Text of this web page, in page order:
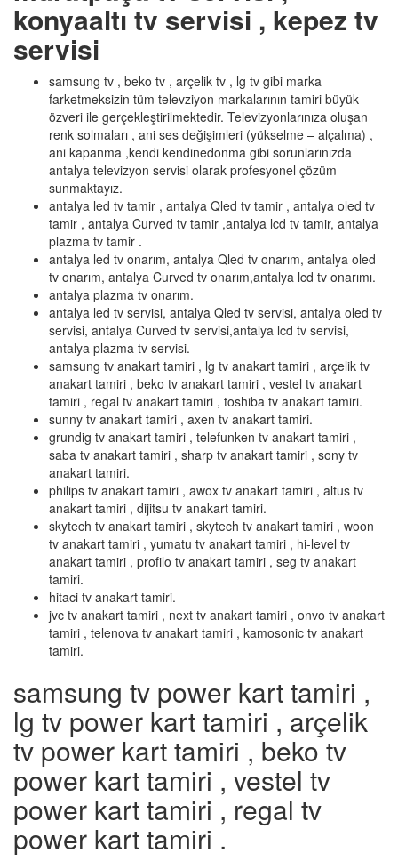
konyaaltı tv servisi , kepez tv
servisi
samsung tv , beko tv , arçelik tv , lg tv gibi marka
farketmeksizin tüm televziyon markalarının tamiri büyük
özveri ile gerçekleştirilmektedir. Televizyonlarınıza oluşan
renk solmaları , ani ses değişimleri (yükselme – alçalma) ,
ani kapanma ,kendi kendinedonma gibi sorunlarınızda
antalya televizyon servisi olarak profesyonel çözüm
sunmaktayız.
antalya led tv tamir , antalya Qled tv tamir , antalya oled tv
tamir , antalya Curved tv tamir ,antalya lcd tv tamir, antalya
plazma tv tamir .
antalya led tv onarım, antalya Qled tv onarım, antalya oled
tv onarım, antalya Curved tv onarım,antalya lcd tv onarımı.
antalya plazma tv onarım.
antalya led tv servisi, antalya Qled tv servisi, antalya oled tv
servisi, antalya Curved tv servisi,antalya lcd tv servisi,
antalya plazma tv servisi.
samsung tv anakart tamiri , lg tv anakart tamiri , arçelik tv
anakart tamiri , beko tv anakart tamiri , vestel tv anakart
tamiri , regal tv anakart tamiri , toshiba tv anakart tamiri.
sunny tv anakart tamiri , axen tv anakart tamiri.
grundig tv anakart tamiri , telefunken tv anakart tamiri ,
saba tv anakart tamiri , sharp tv anakart tamiri , sony tv
anakart tamiri.
philips tv anakart tamiri , awox tv anakart tamiri , altus tv
anakart tamiri , dijitsu tv anakart tamiri.
skytech tv anakart tamiri , skytech tv anakart tamiri , woon
tv anakart tamiri , yumatu tv anakart tamiri , hi-level tv
anakart tamiri , profilo tv anakart tamiri , seg tv anakart
tamiri.
hitaci tv anakart tamiri.
jvc tv anakart tamiri , next tv anakart tamiri , onvo tv anakart
tamiri , telenova tv anakart tamiri , kamosonic tv anakart
tamiri.
samsung tv power kart tamiri ,
lg tv power kart tamiri , arçelik
tv power kart tamiri , beko tv
power kart tamiri , vestel tv
power kart tamiri , regal tv
power kart tamiri .